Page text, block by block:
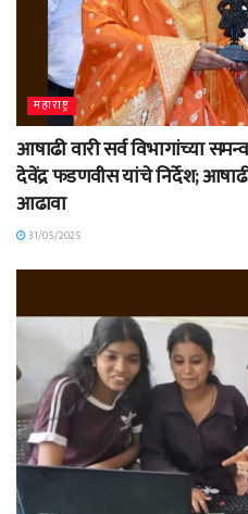
महाराष्ट्र
आषाढी वारी सर्व विभागांच्या
देवेंद्र फडणवीस यांचे निर्देश;
आढावा
31/05/2025